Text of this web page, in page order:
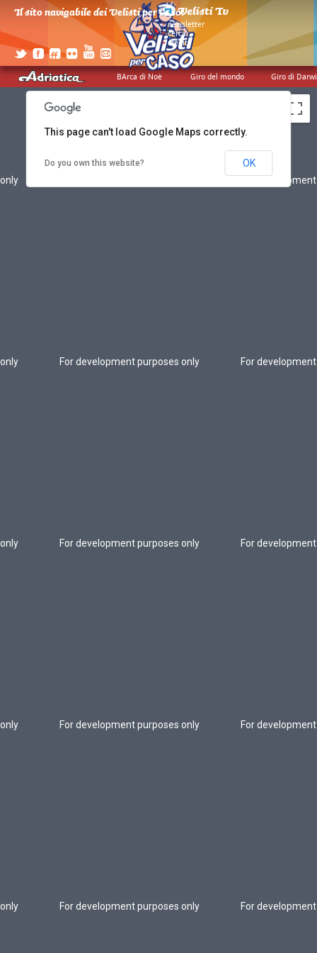
BArca di Noè Giro del mondo Giro di
Il sito navigabile dei Velisti per Caso!
> newsletter
> cerca
> credits
For development purposes only For
For development purposes only For
For development purposes only For
For development purposes only For
For
This page can't load Google Maps correctly.
Do you own this website? OK